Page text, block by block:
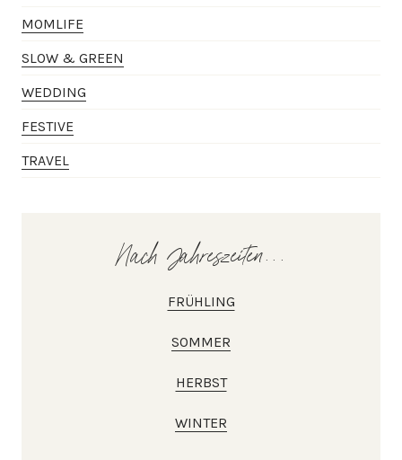
MOMLIFE
SLOW & GREEN
WEDDING
FESTIVE
TRAVEL
Nach Jahreszeiten...
FRÜHLING
SOMMER
HERBST
WINTER